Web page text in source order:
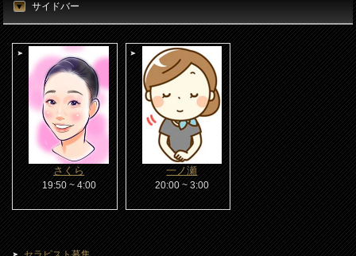
サイドバー
さくら
19:50 ~ 4:00
一ノ瀬
20:00 ~ 3:00